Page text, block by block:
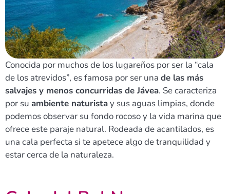
Conocida por muchos de los lugareños por ser la “cala
de los atrevidos”, es famosa por ser una de las más
salvajes y menos concurridas de Jávea. Se caracteriza
por su ambiente naturistay sus aguas limpias, donde
podemos observar su fondo rocoso y la vida marina que
ofrece este paraje natural. Rodeada de acantilados, es
una cala perfecta si te apetece algo de tranquilidad y
estar cerca de la naturaleza.